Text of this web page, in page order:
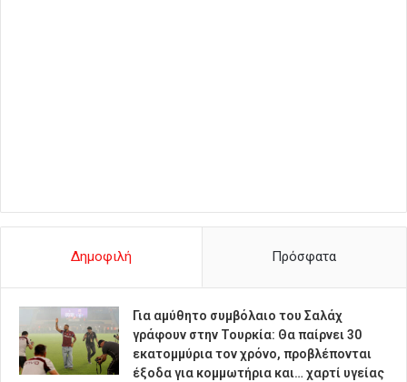
Δημοφιλή Πρόσφατα
Για αμύθητο συμβόλαιο του Σαλάχ
γράφουν στην Τουρκία: Θα παίρνει 30
εκατομμύρια τον χρόνο, προβλέπονται
έξοδα για κομμωτήρια και… χαρτί υγείας